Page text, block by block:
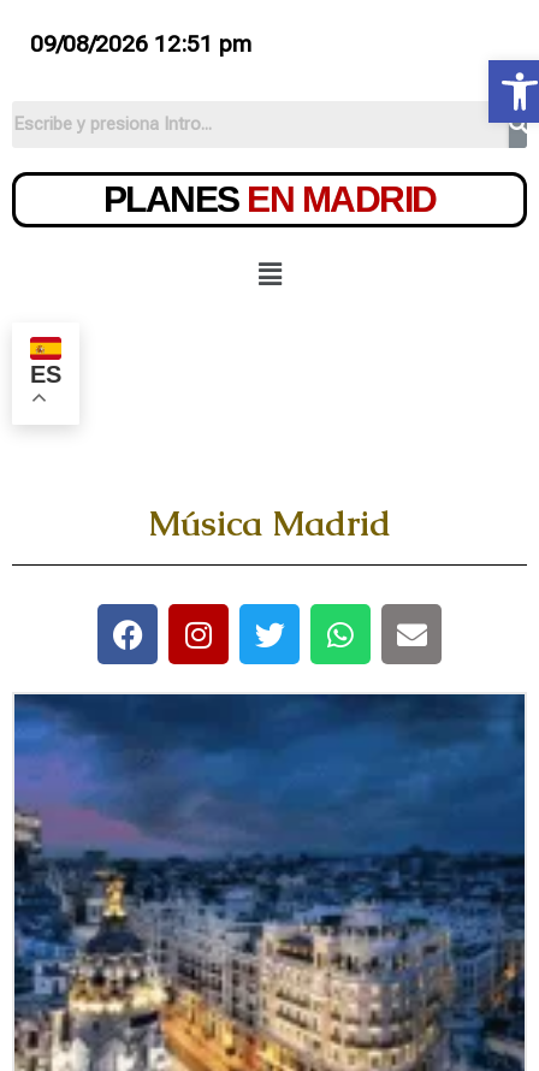
09/08/2026 12:51 pm
PLANES EN MADRID
ES
Música Madrid